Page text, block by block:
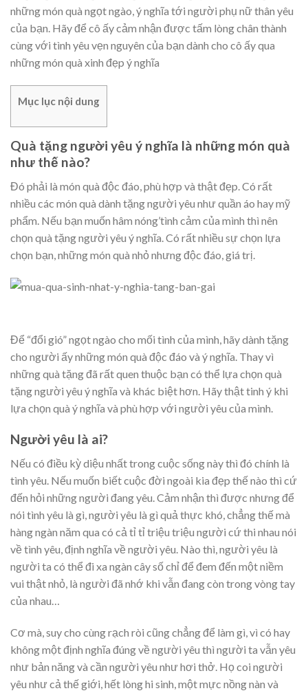
những món quà ngọt ngào, ý nghĩa tới người phụ nữ thân yêu
của bạn. Hãy để cô ấy cảm nhận được tấm lòng chân thành
cùng với tình yêu vẹn nguyên của bạn dành cho cô ấy qua
những món quà xinh đẹp ý nghĩa
Mục lục nội dung
Quà tặng người yêu ý nghĩa là những món quà
như thế nào?
Đó phải là món quà độc đáo, phù hợp và thật đẹp. Có rất
nhiều các món quà dành tặng người yêu như quần áo hay mỹ
phẩm. Nếu bạn muốn hâm nóng’tình cảm của mình thì nên
chọn quà tặng người yêu ý nghĩa. Có rất nhiều sự chọn lựa
chọn bạn, những món quà nhỏ nhưng độc đáo, giá trị.
Để “đổi gió” ngọt ngào cho mối tình của mình, hãy dành tặng
cho người ấy những món quà độc đáo và ý nghĩa. Thay vì
những quà tặng đã rất quen thuộc bạn có thể lựa chọn quà
tặng người yêu ý nghĩa và khác biệt hơn. Hãy thật tinh ý khi
lựa chọn quà ý nghĩa và phù hợp với người yêu của mình.
Người yêu là ai?
Nếu có điều kỳ diệu nhất trong cuộc sống này thì đó chính là
tình yêu. Nếu muốn biết cuộc đời ngoài kia đẹp thế nào thì cứ
đến hỏi những người đang yêu. Cảm nhận thì được nhưng để
nói tình yêu là gì, người yêu là gì quả thực khó, chẳng thế mà
hàng ngàn năm qua có cả tỉ tỉ triệu triệu người cứ thi nhau nói
về tình yêu, định nghĩa về người yêu. Nào thì, người yêu là
người ta có thể đi xa ngàn cây số chỉ để đem đến một niềm
vui thật nhỏ, là người đã nhớ khi vẫn đang còn trong vòng tay
của nhau…
Cơ mà, suy cho cùng rạch ròi cũng chẳng để làm gì, vì có hay
không một định nghĩa đúng về người yêu thì người ta vẫn yêu
như bản năng và cần người yêu như hơi thở. Họ coi người
yêu như cả thế giới, hết lòng hi sinh, một mực nồng nàn và